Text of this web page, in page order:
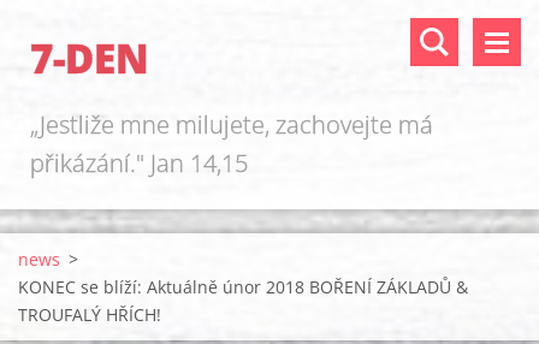
7-DEN
„Jestliže mne milujete, zachovejte má
přikázání." Jan 14,15
news >
KONEC se blíží: Aktuálně únor 2018 BOŘENÍ ZÁKLADŮ &
TROUFALÝ HŘÍCH!